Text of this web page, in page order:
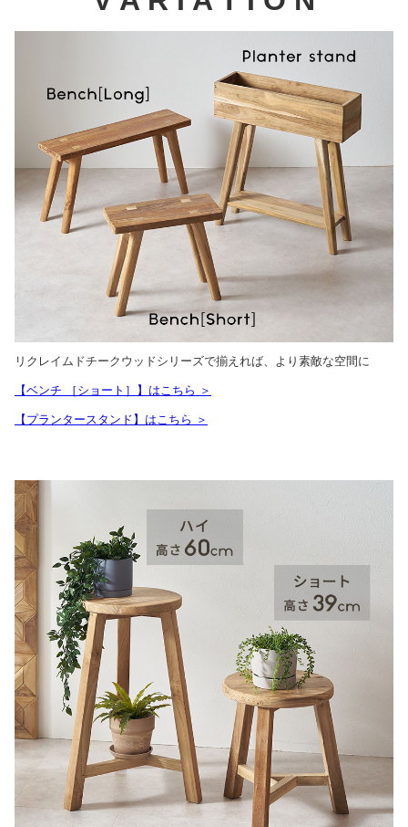
リクレイムドチークウッドシリーズで揃えれば、より素敵な空間に
【ベンチ ［ショート］】はこちら ＞
【プランタースタンド】はこちら ＞